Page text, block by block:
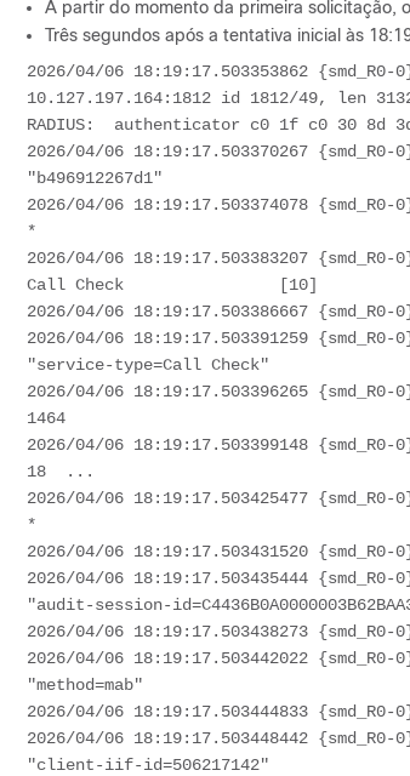
A partir do momento da primeira solicitação,
Três segundos após a tentativa inicial às
2026/04/06 18:19:17.503353862
10.127.197.164:1812 id 1812/49, len
RADIUS:  authenticator c0 1f c0 30
2026/04/06 18:19:17.503370267
"b496912267d1"
2026/04/06 18:19:17.503374078
*
2026/04/06 18:19:17.503383207
Call Check                [10]
2026/04/06 18:19:17.503386667
2026/04/06 18:19:17.503391259
"service-type=Call Check"
2026/04/06 18:19:17.503396265
1464
2026/04/06 18:19:17.503399148
18  ...
2026/04/06 18:19:17.503425477
*
2026/04/06 18:19:17.503431520
2026/04/06 18:19:17.503435444
"audit-session-
2026/04/06 18:19:17.503438273
2026/04/06 18:19:17.503442022
"method=mab"
2026/04/06 18:19:17.503444833
2026/04/06 18:19:17.503448442
"client-iif-id=506217142"